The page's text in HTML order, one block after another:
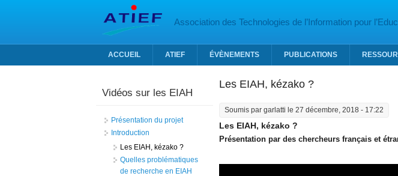
Association des Technologies de l’Information pour
ACCUEIL ATIEF ÉVÈNEMENTS PUBLICATIONS
Les EIAH, kézako ?
Soumis par garlatti le 27 décembre, 2018 - 17:22
Les EIAH, kézako ?
Présentation par des chercheurs français et
Vidéos sur les EIAH
Présentation du projet
Introduction
Les EIAH, kézako ?
Quelles problématiques
de recherche en EIAH